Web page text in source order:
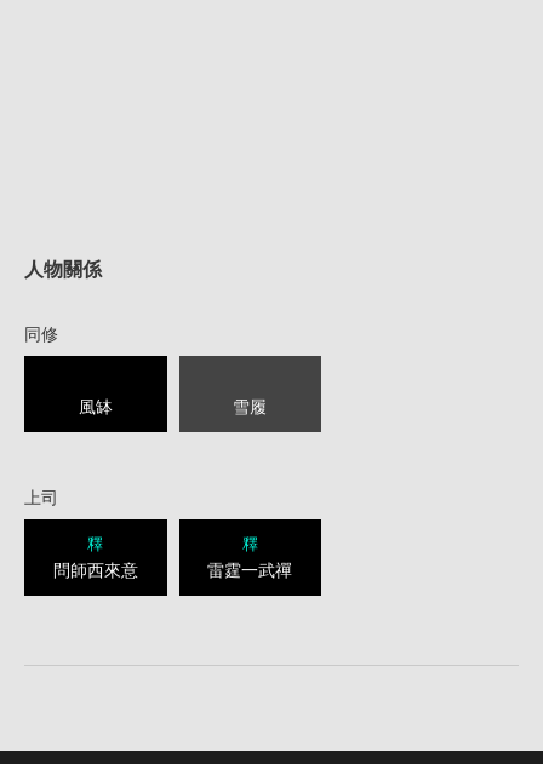
人物關係
同修
風缽 雪履
上司
釋
問師西來意
釋
雷霆一武禪